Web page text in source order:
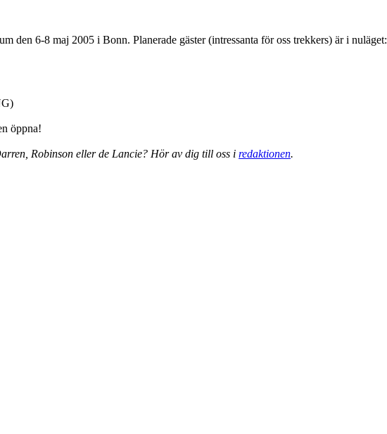
den 6-8 maj 2005 i Bonn. Planerade gäster (intressanta för oss trekkers) är i nuläget:
öppna!
Robinson eller de Lancie? Hör av dig till oss i redaktionen.